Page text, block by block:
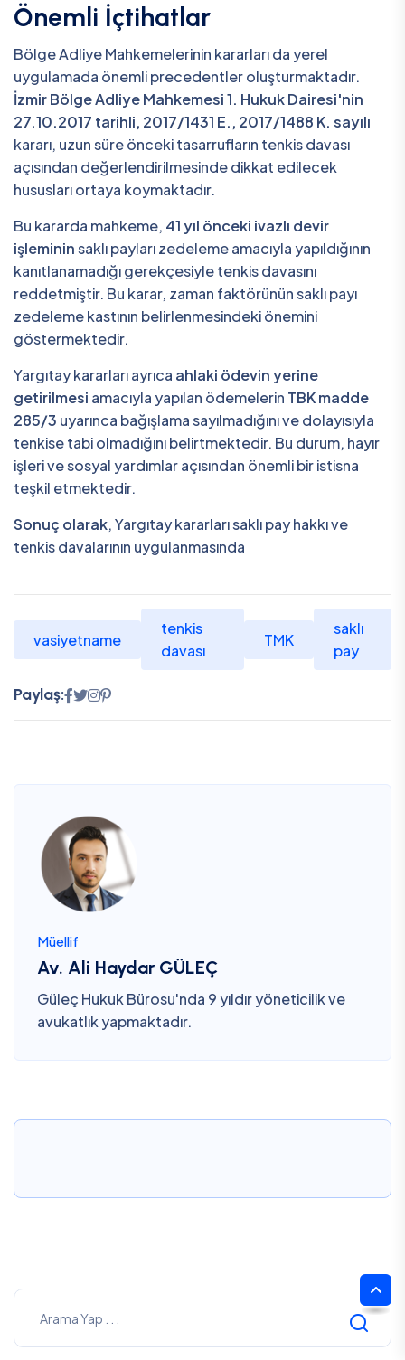
Önemli İçtihatlar
Bölge Adliye Mahkemelerinin kararları da yerel
uygulamada önemli precedentler oluşturmaktadır.
İzmir Bölge Adliye Mahkemesi 1. Hukuk Dairesi'nin
27.10.2017 tarihli, 2017/1431 E., 2017/1488 K. sayılı
kararı, uzun süre önceki tasarrufların tenkis davası
açısından değerlendirilmesinde dikkat edilecek
hususları ortaya koymaktadır.
Bu kararda mahkeme, 41 yıl önceki ivazlı devir
işlemininsaklı payları zedeleme amacıyla yapıldığının
kanıtlanamadığı gerekçesiyle tenkis davasını
reddetmiştir. Bu karar, zaman faktörünün saklı payı
zedeleme kastının belirlenmesindeki önemini
göstermektedir.
Yargıtay kararları ayrıca ahlaki ödevin yerine
getirilmesi amacıyla yapılan ödemelerin TBK madde
285/3 uyarınca bağışlama sayılmadığını ve dolayısıyla
tenkise tabi olmadığını belirtmektedir. Bu durum, hayır
işleri ve sosyal yardımlar açısından önemli bir istisna
teşkil etmektedir.
Sonuç olarak, Yargıtay kararları saklı pay hakkı ve
tenkis davalarının uygulanmasında
vasiyetname
tenkis
davası
TMK
saklı
pay
Paylaş:
Müellif
Av. Ali Haydar GÜLEÇ
Güleç Hukuk Bürosu'nda 9 yıldır yöneticilik ve
avukatlık yapmaktadır.